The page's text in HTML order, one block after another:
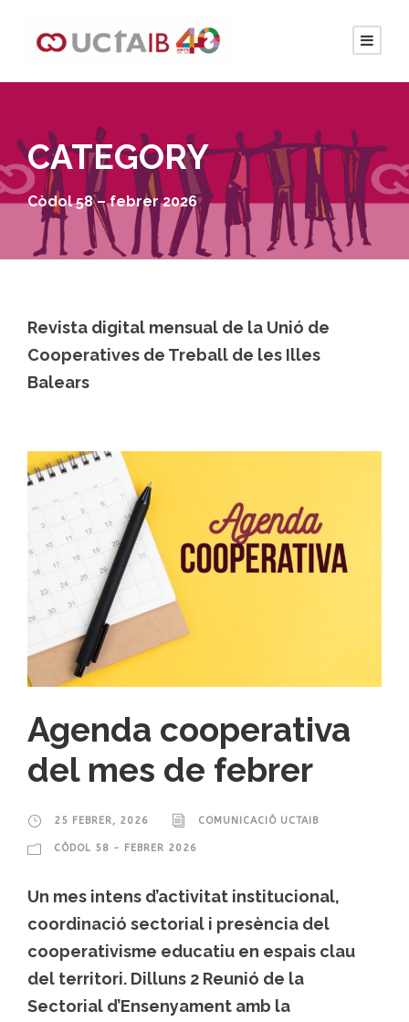
CATEGORY
Còdol 58 – febrer 2026
Revista digital mensual de la Unió de
Cooperatives de Treball de les Illes
Balears
Agenda cooperativa
del mes de febrer
25 FEBRER, 2026 COMUNICACIÓ UCTAIB
CÒDOL 58 - FEBRER 2026
Un mes intens d’activitat institucional,
coordinació sectorial i presència del
cooperativisme educatiu en espais clau
del territori. Dilluns 2 Reunió de la
Sectorial d’Ensenyament amb la